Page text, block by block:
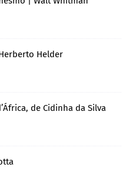
Helder
de Cidinha da Silva